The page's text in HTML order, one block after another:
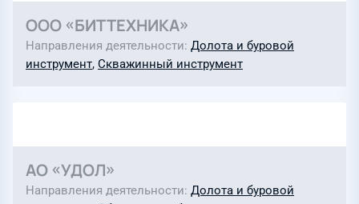
ООО «БИТТЕХНИКА»
Направления деятельности Долота и буровой
инструмент, Скважинный инструмент
АО «УДОЛ»
Направления деятельности Долота и буровой